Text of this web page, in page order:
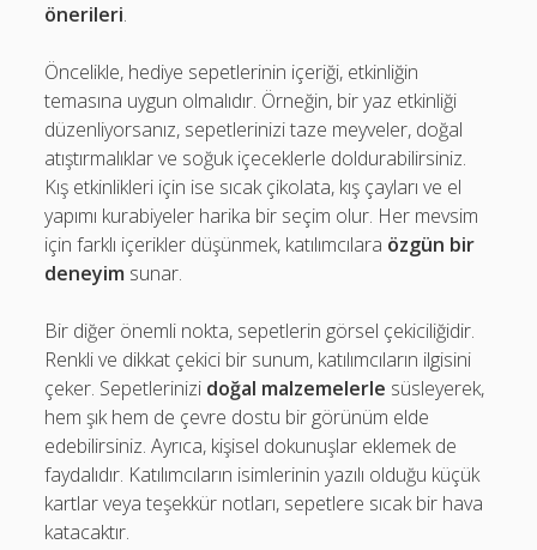
önerileri.
Öncelikle, hediye sepetlerinin içeriği, etkinliğin
temasına uygun olmalıdır. Örneğin, bir yaz etkinliği
düzenliyorsanız, sepetlerinizi taze meyveler, doğal
atıştırmalıklar ve soğuk içeceklerle doldurabilirsiniz.
Kış etkinlikleri için ise sıcak çikolata, kış çayları ve el
yapımı kurabiyeler harika bir seçim olur. Her mevsim
için farklı içerikler düşünmek, katılımcılara özgün bir
deneyim sunar.
Bir diğer önemli nokta, sepetlerin görsel çekiciliğidir.
Renkli ve dikkat çekici bir sunum, katılımcıların ilgisini
çeker. Sepetlerinizi doğal malzemelerle süsleyerek,
hem şık hem de çevre dostu bir görünüm elde
edebilirsiniz. Ayrıca, kişisel dokunuşlar eklemek de
faydalıdır. Katılımcıların isimlerinin yazılı olduğu küçük
kartlar veya teşekkür notları, sepetlere sıcak bir hava
katacaktır.